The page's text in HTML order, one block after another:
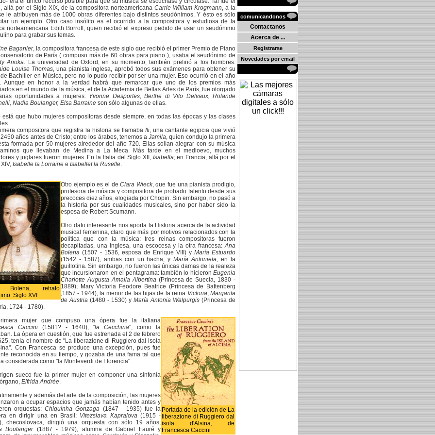
allá por el Siglo XIX, de la compositora norteamericanaCarrie William Krogmann, a la
le atribuyen más de 1000 obras diferentes bajo distintos seudónimos. Y ésto es sólo
un ejemplo. Otro caso insólito es el ocurrido a la compositora y estudiosa de la
norteamericana Edith Borroff, quien recibió el expreso pedido de usar un seudónimo
para grabar sus temas.
Baganier, la compositora francesa de este siglo que recibió el primer Premio de Piano
de París ( compuso más de 60 obras para piano ), usaba el seudónimo de
Anoka. La universidad de Oxford, en su momento, también prefirió a los hombres:
Louise Thomas, una pianista inglesa, aprobó todos sus exámenes para obtener su
Bachiller en Música, pero no lo pudo recibir por ser una mujer. Eso ocurrió en el año
Aunque en honor a la verdad habrá que remarcar que uno de los premios más
en el mundo de la música, el de la Academia de Bellas Artes de París, fue otorgado
oportunidades a mujeres: Yvonne Desportes, Berthe di Vito Delvaux, Rolande
Nadia Boulanger, Elsa Barraine son sólo algunas de ellas.
está que hubo mujeres compositoras desde siempre, en todas las épocas y las clases
compositora que registra la historia se llamaba Iti, una cantante egipcia que vivió
años antes de Cristo; entre los árabes, tenemos aJamila, quien condujo la primera
formada por 50 mujeres alrededor del año 720. Ellas solían alegrar con su música
que llevaban de Medina a La Meca. Más tarde en el medioevo, muchos
y juglares fueron mujeres. En la Italia del Siglo XII, Isabella; en Francia, allá por el
Isabelle la Lorraine e Isabellet la Ruselle.
Bolena, retrato
Siglo XVI
Otro ejemplo es el deClara Wieck, que fue una pianista prodigio,
profesora de música y compositora de probado talento desde sus
precoces diez años, elogiada por Chopin. Sin embargo, no pasó a
la historia por sus cualidades musicales, sino por haber sido la
esposa de Robert Scumann.
Otro dato interesante nos aporta la Historia acerca de la actividad
musical femenina, claro que más por motivos relacionados con la
política que con la música: tres reinas compositoras fueron
decapitadas, una inglesa, una escocesa y la otra francesa:Ana
Bolena (1507 - 1536, esposa de Enrique VIII) y María Estuardo
(1542 - 1587), ambas con un hacha; yMaría Antonieta, en la
guillotina. Sin embargo, no fueron las únicas damas de la realeza
que incursionaron en el pentagrama: también lo hicieron Eugenia
Charlotte Augusta Amalia Albertina(Princesa de Suecia, 1830 -
1889); Mary Victoria Feodore Beatrice (Princesa de Battenberg
,1857 - 1944); la menor de las hijas de la reina Victoria,Margarita
de Austria (1480 - 1530) y María Antonia Walpurgis (Princesa de
1724 - 1780).
Portada de la edición de La
liberazione di Ruggiero dal
isola d'Alsina, de
Francesca Caccini
mujer que compuso una ópera fue la italiana
Caccini(1581? - 1640), "la Cecchina", como la
La ópera en cuestión, que fue estrenada el 2 de febrero
tenía el nombre de "La liberazione di Ruggiero dal isola
Con Francesca se produce una excepción, pues fue
reconocida en su tiempo, y gozaba de una fama tal que
considerada como "la Monteverdi de Florencia".
sueco fue la primer mujer en componer una sinfonía
Elfrida Andrée.
y además del arte de la composición, las mujeres
a ocupar espacios que jamás habían tenido antes y
orquestas:Chiquinha Gonzaga (1847 - 1935) fue la
en dirigir una en Brasil; Vitezslava Kapralova(1915 -
checoslovaca, dirigió una orquesta con sólo 19 años;
Boulanger(1887 - 1979), alumna de Gabriel Fauré y
comunicandonos
Contactanos
Acerca de ...
Registrarse
Novedades por email